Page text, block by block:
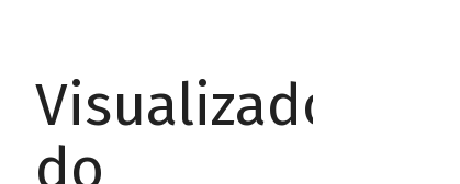
Visualizador
do